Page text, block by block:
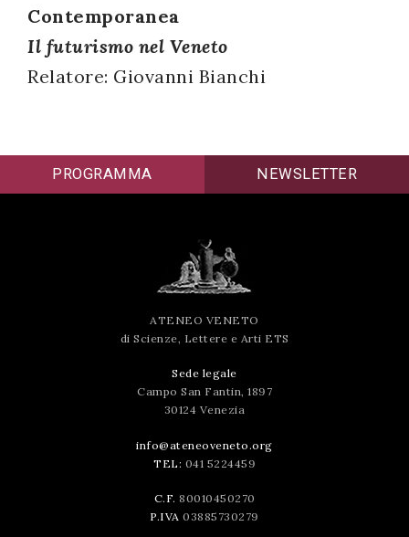
Contemporanea
Il futurismo nel Veneto
Relatore: Giovanni Bianchi
Registrazione
avvenuta con
successo!
PROGRAMMA NEWSLETTER
ATENEO VENETO
di Scienze, Lettere e Arti ETS
Sede legale
Campo San Fantin, 1897
30124 Venezia
info@ateneoveneto.org
TEL: 041 5224459
C.F. 80010450270
P.IVA 03885730279